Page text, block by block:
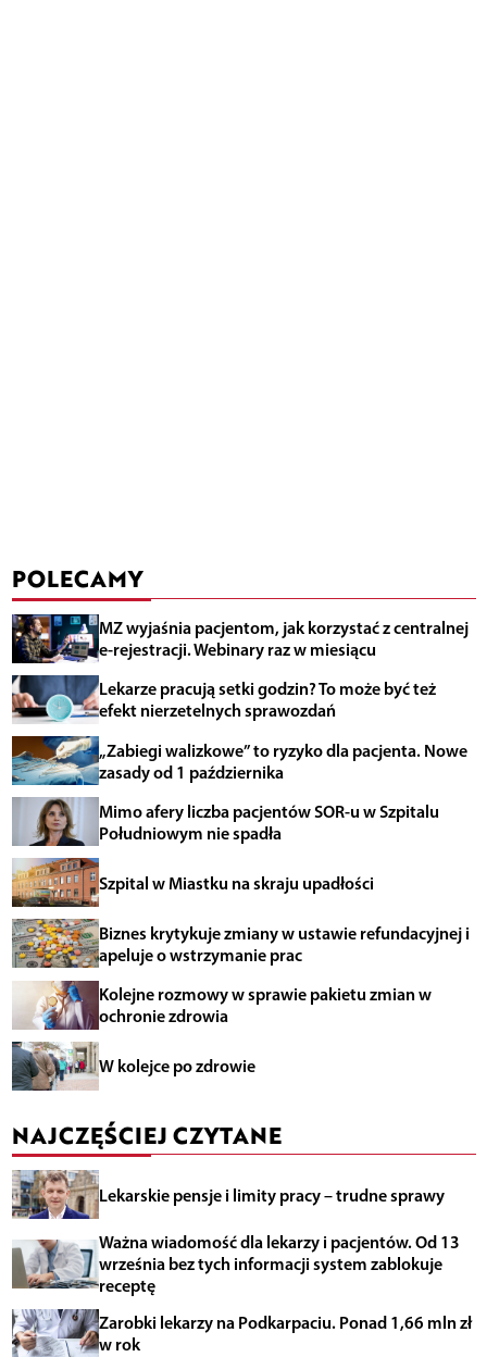
POLECAMY
MZ wyjaśnia pacjentom, jak korzystać z centralnej
e-rejestracji. Webinary raz w miesiącu
Lekarze pracują setki godzin? To może być też
efekt nierzetelnych sprawozdań
„Zabiegi walizkowe” to ryzyko dla pacjenta. Nowe
zasady od 1 października
Mimo afery liczba pacjentów SOR-u w Szpitalu
Południowym nie spadła
Szpital w Miastku na skraju upadłości
Biznes krytykuje zmiany w ustawie refundacyjnej i
apeluje o wstrzymanie prac
Kolejne rozmowy w sprawie pakietu zmian w
ochronie zdrowia
W kolejce po zdrowie
NAJCZĘŚCIEJ CZYTANE
Lekarskie pensje i limity pracy – trudne sprawy
Ważna wiadomość dla lekarzy i pacjentów. Od 13
września bez tych informacji system zablokuje
receptę
Zarobki lekarzy na Podkarpaciu. Ponad 1,66 mln zł
w rok